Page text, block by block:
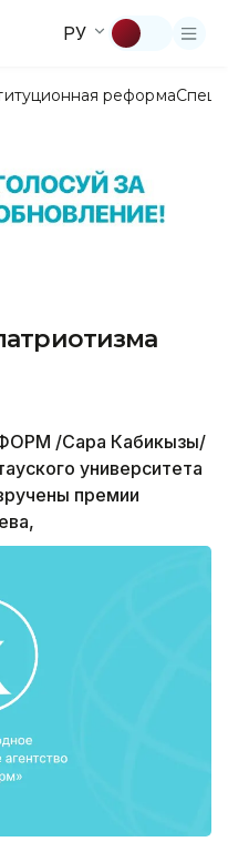
РУ
реформа
/Сара Кабикызы/
университета
премии